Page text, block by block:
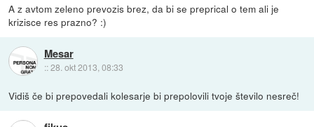
A z avtom zeleno prevozis brez, da bi se preprical o tem ali je
krizisce res prazno? :)
Mesar
::28. okt 2013, 08:33
Vidiš če bi prepovedali kolesarje bi prepolovili tvoje število nesreč!